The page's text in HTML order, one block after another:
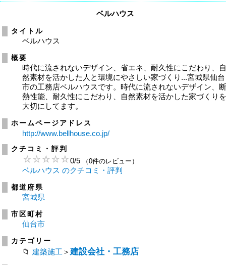
ベルハウス
タイトル
ベルハウス
概要
時代に流されないデザイン、省エネ、耐久性にこだわり、
然素材を活かした人と環境にやさしい家づくり...宮城県仙台
市の工務店ベルハウスです。時代に流されないデザイン、
熱性能、耐久性にこだわり、自然素材を活かした家づくり
大切にしてます。
ホームページアドレス
http://www.bellhouse.co.jp/
クチコミ・評判
0/5 （0件のレビュー）
ベルハウス のクチコミ・評判
都道府県
宮城県
市区町村
仙台市
カテゴリー
建築施工 ＞ 建設会社・工務店